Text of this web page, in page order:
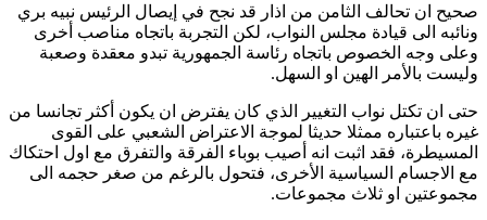
صحيح ان تحالف الثامن من اذار قد نجح في إيصال الرئيس نبيه بري
ونائبه الى قيادة مجلس النواب، لكن التجربة باتجاه مناصب أخرى
وعلى وجه الخصوص باتجاه رئاسة الجمهورية تبدو معقدة وصعبة
وليست بالأمر الهين او السهل.
حتى ان تكتل نواب التغيير الذي كان يفترض ان يكون أكثر تجانسا من
غيره باعتباره ممثلا حديثا لموجة الاعتراض الشعبي على القوى
المسيطرة، فقد اثبت انه أصيب بوباء الفرقة والتفرق مع اول احتكاك
مع الاجسام السياسية الأخرى، فتحول بالرغم من صغر حجمه الى
مجموعتين او ثلاث مجموعات.